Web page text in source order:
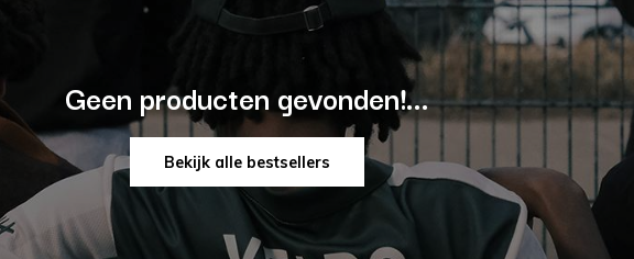
Geen producten gevonden!...
Bekijk alle bestsellers